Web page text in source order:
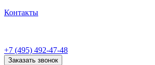
Контакты
+7 (495) 492-47-48
Заказать звонок